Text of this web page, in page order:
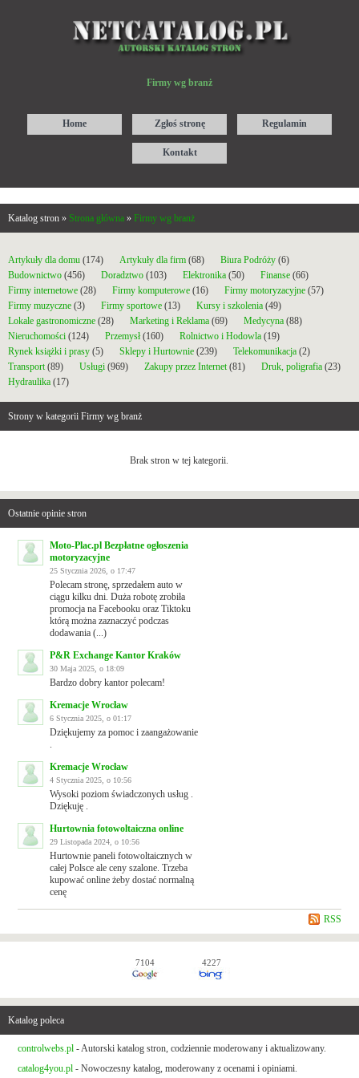
Firmy wg branż
Home Zgłoś stronę Regulamin
Kontakt
Katalog stron » Strona główna » Firmy wg branż
Artykuły dla domu (174) Artykuły dla firm (68) Biura Podróży (6)
Budownictwo (456) Doradztwo (103) Elektronika (50) Finanse (66)
Firmy internetowe (28) Firmy komputerowe (16) Firmy motoryzacyjne (57)
Firmy muzyczne (3) Firmy sportowe (13) Kursy i szkolenia (49)
Lokale gastronomiczne (28) Marketing i Reklama (69) Medycyna (88)
Nieruchomości (124) Przemysł(160) Rolnictwo i Hodowla (19)
Rynek książki i prasy (5) Sklepy i Hurtownie (239) Telekomunikacja (2)
Transport (89) Usługi (969) Zakupy przez Internet (81) Druk, poligrafia (23)
Hydraulika (17)
Strony w kategorii Firmy wg branż
Brak stron w tej kategorii.
Ostatnie opinie stron
Moto-Plac.pl Bezpłatne ogłoszenia
motoryzacyjne
25 Stycznia 2026, o 17:47
Polecam stronę, sprzedałem auto w
ciągu kilku dni. Duża robotę zrobiła
promocja na Facebooku oraz Tiktoku
którą można zaznaczyć podczas
dodawania (...)
P&R Exchange Kantor Kraków
30 Maja 2025, o 18:09
Bardzo dobry kantor polecam!
Kremacje Wrocław
6 Stycznia 2025, o 01:17
Dziękujemy za pomoc i zaangażowanie
Kremacje Wrocław
4 Stycznia 2025, o 10:56
Wysoki poziom świadczonych usług .
Dziękuję .
Hurtownia fotowoltaiczna online
29 Listopada 2024, o 10:56
Hurtownie paneli fotowoltaicznych w
całej Polsce ale ceny szalone. Trzeba
kupować online żeby dostać normalną
cenę
RSS
7104 4227
Katalog poleca
controlwebs.pl - Autorski katalog stron, codziennie moderowany i aktualizowany.
catalog4you.pl - Nowoczesny katalog, moderowany z ocenami i opiniami.